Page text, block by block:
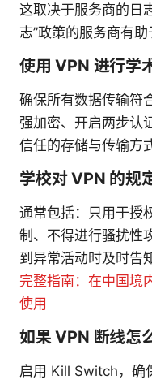
这取决于服务商的日
志”政策的服务商有助
使用 VPN 进行学
确保所有数据传输符
强加密、开启两步认
信任的存储与传输方
学校对 VPN 的规
通常包括：只用于授
制、不得进行骚扰性
到异常活动时及时告
完整指南：在中国境
使用
如果 VPN 断线怎
启用 Kill Switch，确